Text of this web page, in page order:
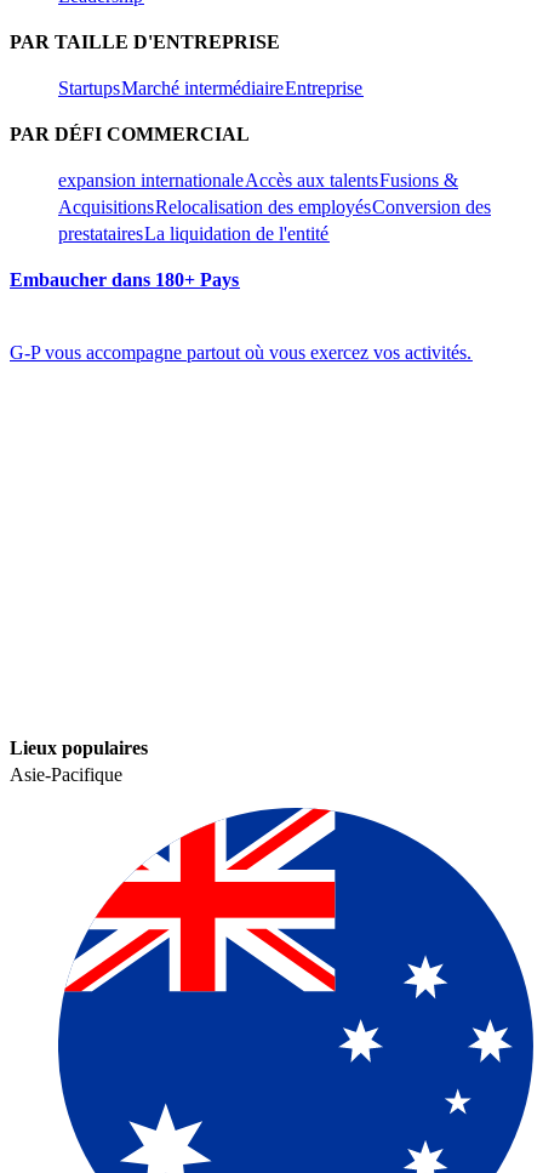
PAR TAILLE D'ENTREPRISE​​
Startups​​Marché intermédiaire​​Entreprise​​
PAR DÉFI COMMERCIAL​​
expansion internationale​​Accès aux talents​​Fusions &
Acquisitions​​Relocalisation des employés​​Conversion des
prestataires​​La liquidation de l'entité​​
Embaucher dans 180+ Pays​​
G-P vous accompagne partout où vous exercez vos activités.​​
Lieux populaires​​
Asie-Pacifique​​